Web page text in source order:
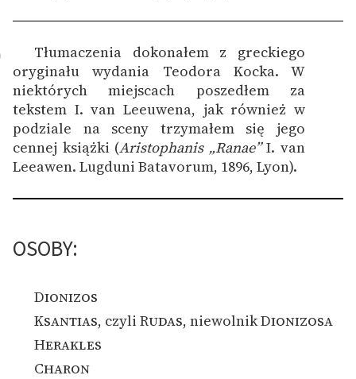
Tłumaczenia dokonałem z greckiego
oryginału wydania Teodora Kocka. W
niektórych miejscach poszedłem za
tekstem I. van Leeuwena, jak również w
podziale na sceny trzymałem się jego
cennej książki (Aristophanis „Ranae”I. van
Leeawen. Lugduni Batavorum, 1896, Lyon).
OSOBY:
Dionizos
Ksantias, czyli Rudas, niewolnikDionizosa
Herakles
Charon